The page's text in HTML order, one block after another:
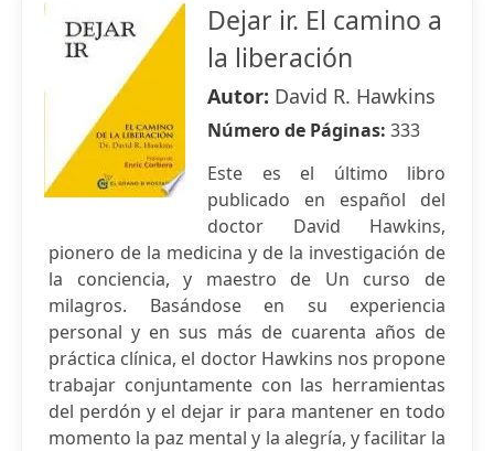
Dejar ir. El camino a
la liberación
Autor: David R. Hawkins
Número de Páginas: 333
Este es el último libro
publicado en español del
doctor David Hawkins,
pionero de la medicina y de la investigación de
la conciencia, y maestro de Un curso de
milagros. Basándose en su experiencia
personal y en sus más de cuarenta años de
práctica clínica, el doctor Hawkins nos propone
trabajar conjuntamente con las herramientas
del perdón y el dejar ir para mantener en todo
momento la paz mental y la alegría, y facilitar la